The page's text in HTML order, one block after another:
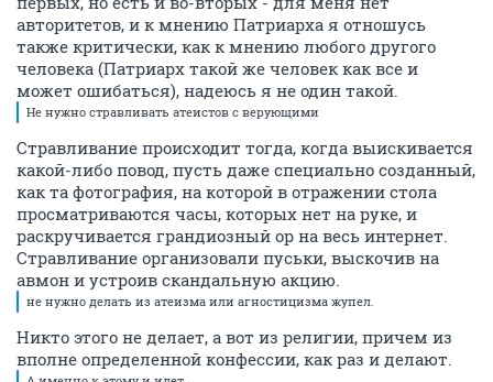
авторитетов, и к мнению Патриарха я отношусь
также критически, как к мнению любого другого
человека (Патриарх такой же человек как все и
может ошибаться), надеюсь я не один такой.
Не нужно стравливать атеистов с верующими
Стравливание происходит тогда, когда выискивается
какой-либо повод, пусть даже специально созданный,
как та фотография, на которой в отражении стола
просматриваются часы, которых нет на руке, и
раскручивается грандиозный ор на весь интернет.
Стравливание организовали пуськи, выскочив на
авмон и устроив скандальную акцию.
не нужно делать из атеизма или агностицизма жупел.
Никто этого не делает, а вот из религии, причем из
вполне определенной конфессии, как раз и делают.